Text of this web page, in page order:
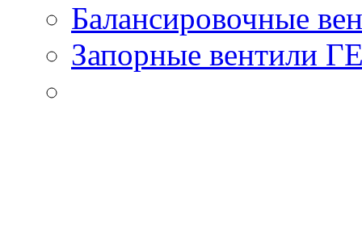
Балансировочные
Запорные вентили